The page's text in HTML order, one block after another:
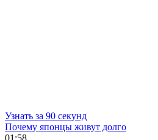
Узнать за 90 секунд
Почему японцы живут долго
01:58